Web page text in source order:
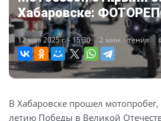
Хабаровске:
12 мая 2025 г. - 15:30 2 мин. чтения
В Хабаровске прошел
летию Победы в Великой